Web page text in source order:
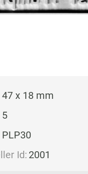
47 x 18 mm
5
PLP30
Id: 2001